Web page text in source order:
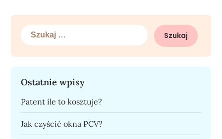
Szukaj:
Ostatnie wpisy
Patent ile to kosztuje?
Jak czyścić okna PCV?